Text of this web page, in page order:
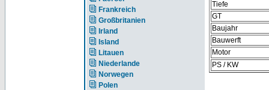
Frankreich
Großbritanien
Irland
Island
Litauen
Niederlande
Norwegen
Polen
Tiefe
GT
Baujahr
Bauwerft
Motor
PS / KW